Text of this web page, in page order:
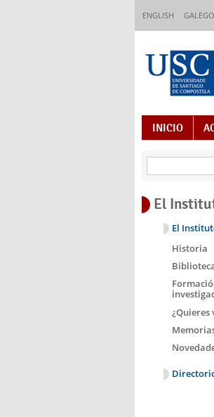
ENGLISH GALEGO
Índice
INICIO
El
El
Historia
¿Quieres